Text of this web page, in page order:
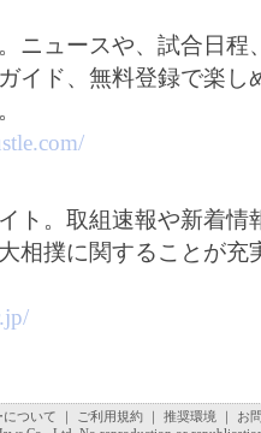
ニュースや、試合日程
イド、無料登録で楽し
ト。取組速報や新着
相撲に関することが充
について ご利用規約 推奨環境
お